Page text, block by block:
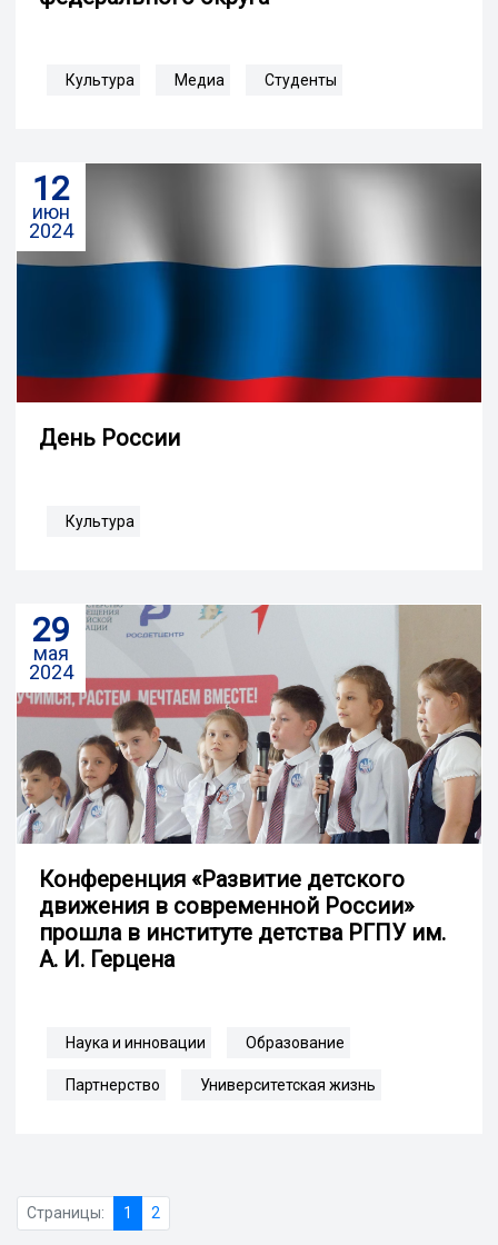
Культура Медиа Студенты
12
июн
2024
День России
Культура
29
мая
2024
Конференция «Развитие детского
движения в современной России»
прошла в институте детства РГПУ им.
А. И. Герцена
Наука и инновации Образование
Партнерство Университетская жизнь
Страницы: 1 2